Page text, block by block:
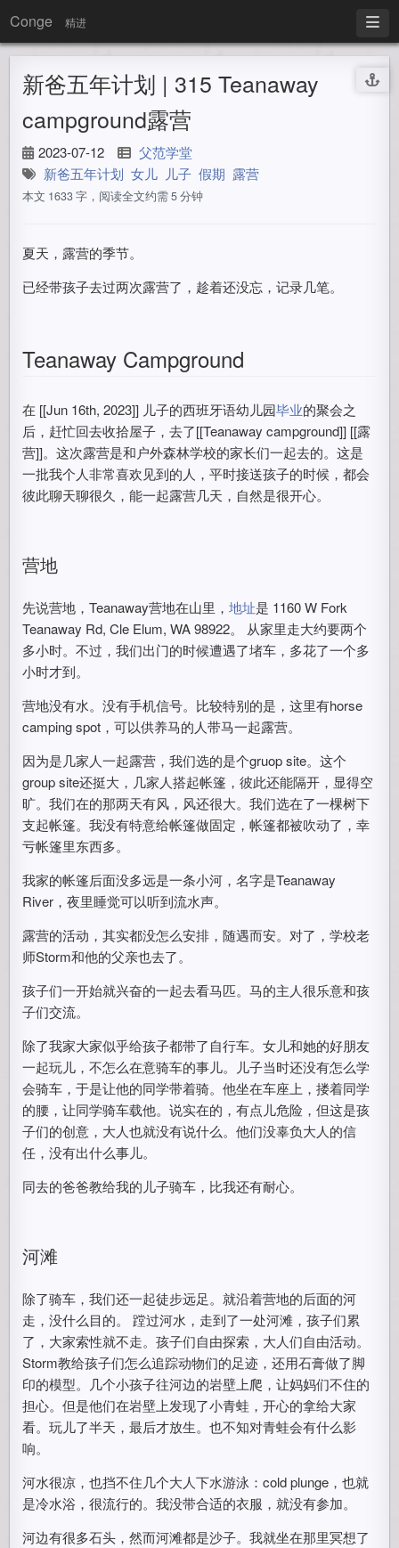
Conge 精进
新爸五年计划 | 315 Teanaway
campground露营
2023-07-12
父范学堂
新爸五年计划 女儿 儿子 假期 露营
本文 1633 字，阅读全文约需 5 分钟
夏天，露营的季节。
已经带孩子去过两次露营了，趁着还没忘，记录几笔。
Teanaway Campground
在 [[Jun 16th, 2023]] 儿子的西班牙语幼儿园毕业的聚会之
后，赶忙回去收拾屋子，去了[[Teanaway campground]] [[露
营]]。这次露营是和户外森林学校的家长们一起去的。这是
一批我个人非常喜欢见到的人，平时接送孩子的时候，都会
彼此聊天聊很久，能一起露营几天，自然是很开心。
营地
先说营地，Teanaway营地在山里，地址是 1160 W Fork
Teanaway Rd, Cle Elum, WA 98922。 从家里走大约要两个
多小时。不过，我们出门的时候遭遇了堵车，多花了一个多
小时才到。
营地没有水。没有手机信号。比较特别的是，这里有horse
camping spot，可以供养马的人带马一起露营。
因为是几家人一起露营，我们选的是个gruop site。这个
group site还挺大，几家人搭起帐篷，彼此还能隔开，显得空
旷。我们在的那两天有风，风还很大。我们选在了一棵树下
支起帐篷。我没有特意给帐篷做固定，帐篷都被吹动了，幸
亏帐篷里东西多。
我家的帐篷后面没多远是一条小河，名字是Teanaway
River，夜里睡觉可以听到流水声。
露营的活动，其实都没怎么安排，随遇而安。对了，学校老
师Storm和他的父亲也去了。
孩子们一开始就兴奋的一起去看马匹。马的主人很乐意和孩
子们交流。
除了我家大家似乎给孩子都带了自行车。女儿和她的好朋友
一起玩儿，不怎么在意骑车的事儿。儿子当时还没有怎么学
会骑车，于是让他的同学带着骑。他坐在车座上，搂着同学
的腰，让同学骑车载他。说实在的，有点儿危险，但这是孩
子们的创意，大人也就没有说什么。他们没辜负大人的信
任，没有出什么事儿。
同去的爸爸教给我的儿子骑车，比我还有耐心。
河滩
除了骑车，我们还一起徒步远足。就沿着营地的后面的河
走，没什么目的。 蹚过河水，走到了一处河滩，孩子们累
了，大家索性就不走。孩子们自由探索，大人们自由活动。
Storm教给孩子们怎么追踪动物们的足迹，还用石膏做了脚
印的模型。几个小孩子往河边的岩壁上爬，让妈妈们不住的
担心。但是他们在岩壁上发现了小青蛙，开心的拿给大家
看。玩儿了半天，最后才放生。也不知对青蛙会有什么影
响。
河水很凉，也挡不住几个大人下水游泳：cold plunge，也就
是冷水浴，很流行的。我没带合适的衣服，就没有参加。
河边有很多石头，然而河滩都是沙子。我就坐在那里冥想了